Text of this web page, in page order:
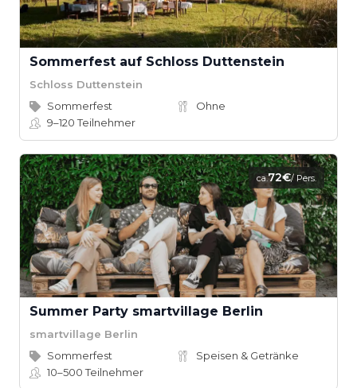
Sommerfest auf Schloss Duttenstein
Schloss Duttenstein
Sommerfest
Ohne
9–120Teilnehmer
ca.72€/ Pers.
Summer Party smartvillage Berlin
smartvillage Berlin
Sommerfest
Speisen & Getränke
10–500Teilnehmer